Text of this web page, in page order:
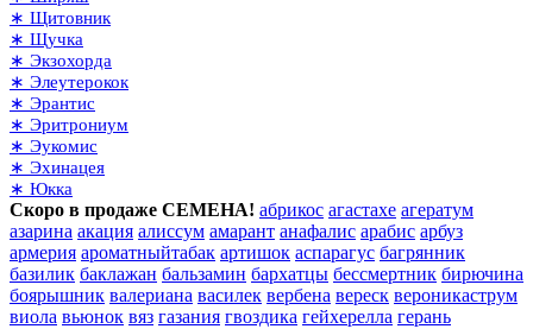
∗ Щитовник
∗ Щучка
∗ Экзохорда
∗ Элеутерокок
∗ Эрантис
∗ Эритрониум
∗ Эукомис
∗ Эхинацея
∗ Юкка
Скоро в продаже СЕМЕНА! абрикос агастахе агератум
азарина акация алиссум амарант анафалис арабис арбуз
армерия ароматныйтабак артишок аспарагус багрянник
базилик баклажан бальзамин бархатцы бессмертник бирючина
боярышник валериана василек вербена вереск вероникаструм
виола вьюнок вяз газания гвоздика гейхерелла герань